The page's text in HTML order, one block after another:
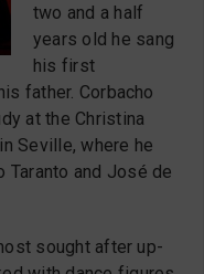
two and a half
years old he sang
his first
father. Corbacho
at the Christina
Seville, where he
and José de
sought after up-